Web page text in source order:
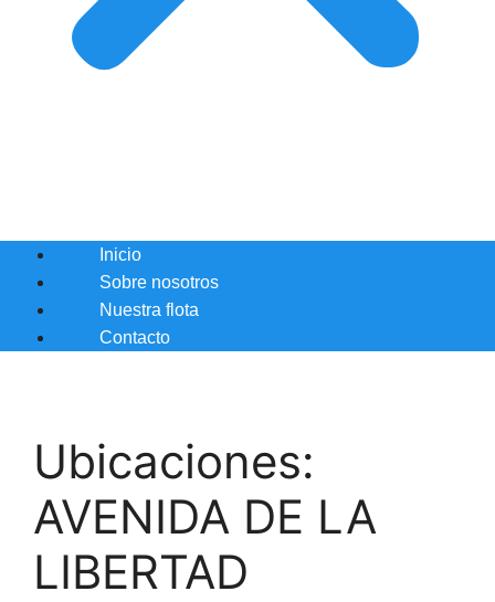
Inicio
Sobre nosotros
Nuestra flota
Contacto
Ubicaciones:
AVENIDA DE LA
LIBERTAD